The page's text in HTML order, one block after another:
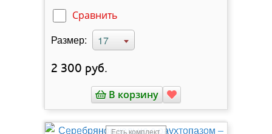
Сравнить
Размер: 17
2 300 руб.
В корзину
Есть комплект